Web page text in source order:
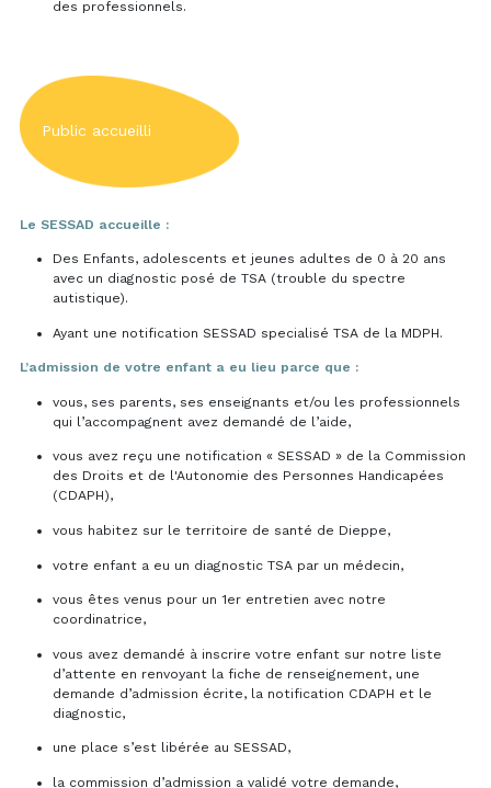
des professionnels.
Public accueilli
Le SESSAD accueille :
Des Enfants, adolescents et jeunes adultes de 0 à 20 ans
avec un diagnostic posé de TSA (trouble du spectre
autistique).
Ayant une notification SESSAD specialisé TSA de la MDPH.
L’admission de votre enfant a eu lieu parce que :
vous, ses parents, ses enseignants et/ou les professionnels
qui l’accompagnent avez demandé de l’aide,
vous avez reçu une notification « SESSAD » de la Commission
des Droits et de l'Autonomie des Personnes Handicapées
(CDAPH),
vous habitez sur le territoire de santé de Dieppe,
votre enfant a eu un diagnostic TSA par un médecin,
vous êtes venus pour un 1er entretien avec notre
coordinatrice,
vous avez demandé à inscrire votre enfant sur notre liste
d’attente en renvoyant la fiche de renseignement, une
demande d’admission écrite, la notification CDAPH et le
diagnostic,
une place s’est libérée au SESSAD,
la commission d’admission a validé votre demande,